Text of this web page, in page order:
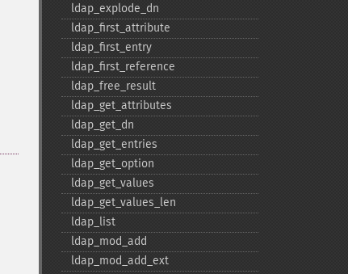
ldap_​explode_​dn
ldap_​first_​attribute
ldap_​first_​entry
ldap_​first_​reference
ldap_​free_​result
ldap_​get_​attributes
ldap_​get_​dn
ldap_​get_​entries
ldap_​get_​option
ldap_​get_​values
ldap_​get_​values_​len
ldap_​list
ldap_​mod_​add
ldap_​mod_​add_​ext